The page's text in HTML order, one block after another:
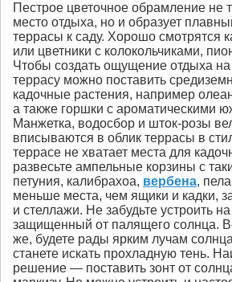
Пестрое цветочное обрамление не
место отдыха, но и образует
террасы к саду. Хорошо смотрятся
или цветники с колокольчиками,
Чтобы создать ощущение отдыха
террасу можно поставить
кадочные растения, например
а также горшки с ароматическими
Манжетка, водосбор и шток-розы
вписываются в облик террасы в
террасе не хватает места для
развесьте ампельные корзины с
петуния, калибрахоа, вербена,
меньше места, чем ящики и кадки,
и стеллажи. Не забудьте устроить
защищенный от палящего солнца.
же, будете рады ярким лучам
станете искать прохладную тень.
решение — поставить зонт от